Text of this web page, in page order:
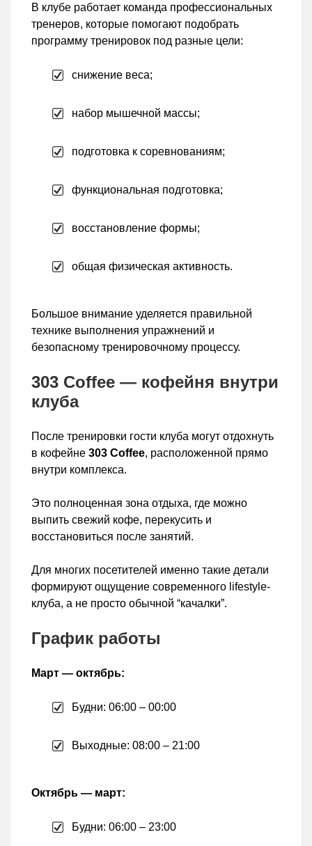
В клубе работает команда профессиональных
тренеров, которые помогают подобрать
программу тренировок под разные цели:
снижение веса;
набор мышечной массы;
подготовка к соревнованиям;
функциональная подготовка;
восстановление формы;
общая физическая активность.
Большое внимание уделяется правильной
технике выполнения упражнений и
безопасному тренировочному процессу.
303 Coffee — кофейня внутри
клуба
После тренировки гости клуба могут отдохнуть
в кофейне 303 Coffee, расположенной прямо
внутри комплекса.
Это полноценная зона отдыха, где можно
выпить свежий кофе, перекусить и
восстановиться после занятий.
Для многих посетителей именно такие детали
формируют ощущение современного lifestyle-
клуба, а не просто обычной “качалки”.
График работы
Март — октябрь:
Будни: 06:00 – 00:00
Выходные: 08:00 – 21:00
Октябрь — март:
Будни: 06:00 – 23:00